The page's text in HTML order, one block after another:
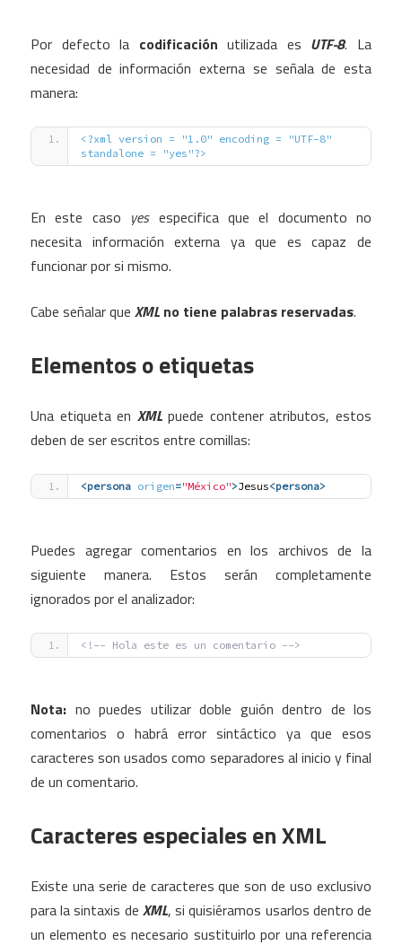
Por defecto la codificación utilizada es UTF-8. La
necesidad de información externa se señala de esta
manera:
<?xml version = "1.0" encoding = "UTF-8"
standalone = "yes"?>
En este caso yesespecifica que el documento no
necesita información externa ya que es capaz de
funcionar por si mismo.
Cabe señalar que XML no tiene palabras reservadas.
Elementos o etiquetas
Una etiqueta en XMLpuede contener atributos, estos
deben de ser escritos entre comillas:
<persona origen="México">Jesus<persona>
Puedes agregar comentarios en los archivos de la
siguiente manera. Estos serán completamente
ignorados por el analizador:
<!-- Hola este es un comentario -->
Nota: no puedes utilizar doble guión dentro de los
comentarios o habrá error sintáctico ya que esos
caracteres son usados como separadores al inicio y final
de un comentario.
Caracteres especiales en XML
Existe una serie de caracteres que son de uso exclusivo
para la sintaxis de XML, si quisiéramos usarlos dentro de
un elemento es necesario sustituirlo por una referencia